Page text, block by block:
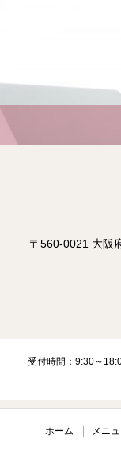
〒560-0021 大阪
受付時間：9:30～
ホーム メニ